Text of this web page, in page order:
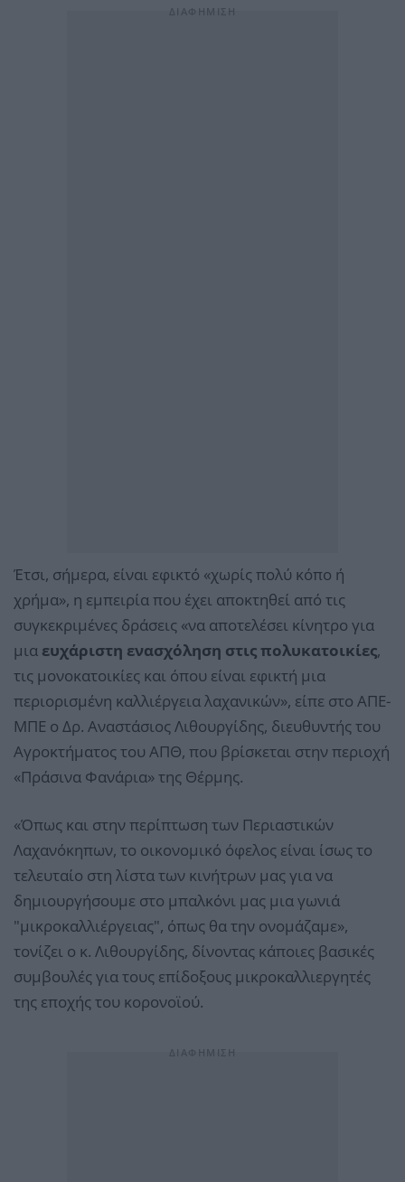
Έτσι, σήμερα, είναι εφικτό «χωρίς πολύ κόπο ή
χρήμα», η εμπειρία που έχει αποκτηθεί από τις
συγκεκριμένες δράσεις «να αποτελέσει κίνητρο για
μια ευχάριστη ενασχόληση στις πολυκατοικίες,
τις μονοκατοικίες και όπου είναι εφικτή μια
περιορισμένη καλλιέργεια λαχανικών», είπε στο ΑΠΕ-
ΜΠΕ ο Δρ. Αναστάσιος Λιθουργίδης, διευθυντής του
Αγροκτήματος του ΑΠΘ, που βρίσκεται στην περιοχή
«Πράσινα Φανάρια» της Θέρμης.
«Όπως και στην περίπτωση των Περιαστικών
Λαχανόκηπων, το οικονομικό όφελος είναι ίσως το
τελευταίο στη λίστα των κινήτρων μας για να
δημιουργήσουμε στο μπαλκόνι μας μια γωνιά
"μικροκαλλιέργειας", όπως θα την ονομάζαμε»,
τονίζει ο κ. Λιθουργίδης, δίνοντας κάποιες βασικές
συμβουλές για τους επίδοξους μικροκαλλιεργητές
της εποχής του κορονοϊού.